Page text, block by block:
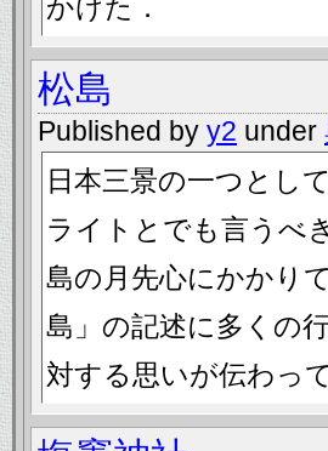
かけた．
松島
Published by y2 under
日本三景の一つとし
ライトとでも言うべ
島の月先心にかかり
島」の記述に多くの
対する思いが伝わっ